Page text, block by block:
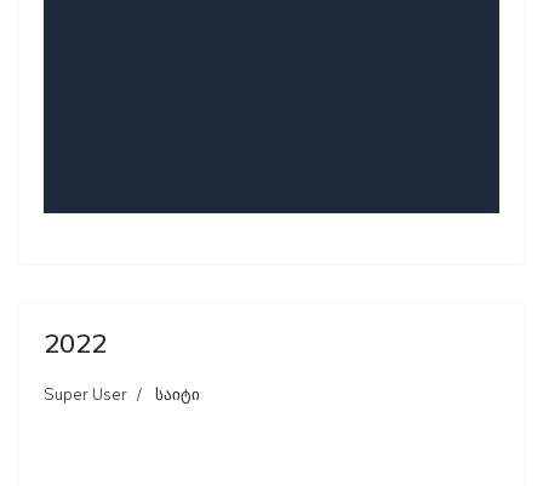
2022
Super User საიტი